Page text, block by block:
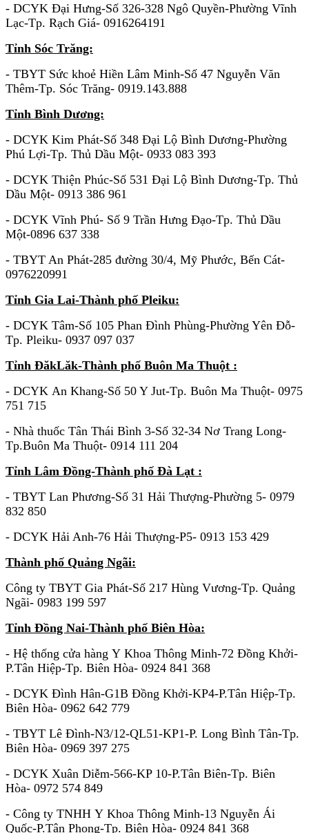
- DCYK Đại Hưng-Số 326-328 Ngô Quyền-Phường Vĩnh
Lạc-Tp. Rạch Giá- 0916264191
Tỉnh Sóc Trăng:
- TBYT Sức khoẻ Hiền Lâm Minh-Số 47 Nguyễn Văn
Thêm-Tp. Sóc Trăng- 0919.143.888
Tỉnh Bình Dương:
- DCYK Kim Phát-Số 348 Đại Lộ Bình Dương-Phường
Phú Lợi-Tp. Thủ Dầu Một- 0933 083 393
- DCYK Thiện Phúc-Số 531 Đại Lộ Bình Dương-Tp. Thủ
Dầu Một- 0913 386 961
- DCYK Vĩnh Phú- Số 9 Trần Hưng Đạo-Tp. Thủ Dầu
Một-0896 637 338
- TBYT An Phát-285 đường 30/4, Mỹ Phước, Bến Cát-
0976220991
Tỉnh Gia Lai-Thành phố Pleiku:
- DCYK Tâm-Số 105 Phan Đình Phùng-Phường Yên Đỗ-
Tp. Pleiku- 0937 097 037
Tỉnh ĐăkLăk-Thành phố Buôn Ma Thuột :
- DCYK An Khang-Số 50 Y Jut-Tp. Buôn Ma Thuột- 0975
751 715
- Nhà thuốc Tân Thái Bình 3-Số 32-34 Nơ Trang Long-
Tp.Buôn Ma Thuột- 0914 111 204
Tỉnh Lâm Đồng-Thành phố Đà Lạt :
- TBYT Lan Phương-Số 31 Hải Thượng-Phường 5- 0979
832 850
- DCYK Hải Anh-76 Hải Thượng-P5- 0913 153 429
Thành phố Quảng Ngãi:
Công ty TBYT Gia Phát-Số 217 Hùng Vương-Tp. Quảng
Ngãi- 0983 199 597
Tỉnh Đồng Nai-Thành phố Biên Hòa:
- Hệ thống cửa hàng Y Khoa Thông Minh-72 Đồng Khởi-
P.Tân Hiệp-Tp. Biên Hòa- 0924 841 368
- DCYK Đình Hân-G1B Đồng Khởi-KP4-P.Tân Hiệp-Tp.
Biên Hòa- 0962 642 779
- TBYT Lê Đình-N3/12-QL51-KP1-P. Long Bình Tân-Tp.
Biên Hòa- 0969 397 275
- DCYK Xuân Diễm-566-KP 10-P.Tân Biên-Tp. Biên
Hòa- 0972 574 849
- Công ty TNHH Y Khoa Thông Minh-13 Nguyễn Ái
Quốc-P.Tân Phong-Tp. Biên Hòa- 0924 841 368